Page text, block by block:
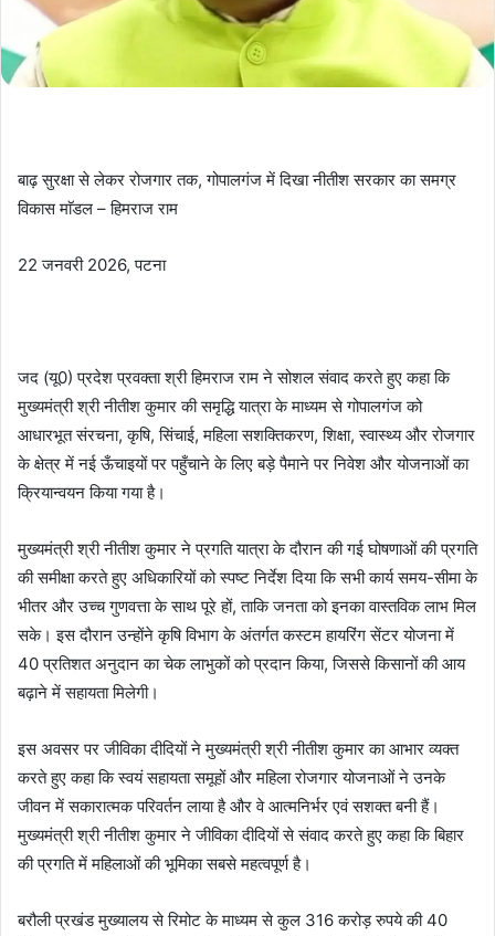
बाढ़ सुरक्षा से लेकर रोजगार तक, गोपालगंज में दिखा नीतीश सरकार का समग्र
विकास माॅडल – हिमराज राम
22 जनवरी 2026, पटना
जद (यू0) प्रदेश प्रवक्ता श्री हिमराज राम ने सोशल संवाद करते हुए कहा कि
मुख्यमंत्री श्री नीतीश कुमार की समृद्धि यात्रा के माध्यम से गोपालगंज को
आधारभूत संरचना, कृषि, सिंचाई, महिला सशक्तिकरण, शिक्षा, स्वास्थ्य और रोजगार
के क्षेत्र में नई ऊँचाइयों पर पहुँचाने के लिए बड़े पैमाने पर निवेश और योजनाओं का
क्रियान्वयन किया गया है।
मुख्यमंत्री श्री नीतीश कुमार ने प्रगति यात्रा के दौरान की गई घोषणाओं की प्रगति
की समीक्षा करते हुए अधिकारियों को स्पष्ट निर्देश दिया कि सभी कार्य समय-सीमा के
भीतर और उच्च गुणवत्ता के साथ पूरे हों, ताकि जनता को इनका वास्तविक लाभ मिल
सके। इस दौरान उन्होंने कृषि विभाग के अंतर्गत कस्टम हायरिंग सेंटर योजना में
40 प्रतिशत अनुदान का चेक लाभुकों को प्रदान किया, जिससे किसानों की आय
बढ़ाने में सहायता मिलेगी।
इस अवसर पर जीविका दीदियों ने मुख्यमंत्री श्री नीतीश कुमार का आभार व्यक्त
करते हुए कहा कि स्वयं सहायता समूहों और महिला रोजगार योजनाओं ने उनके
जीवन में सकारात्मक परिवर्तन लाया है और वे आत्मनिर्भर एवं सशक्त बनी हैं।
मुख्यमंत्री श्री नीतीश कुमार ने जीविका दीदियों से संवाद करते हुए कहा कि बिहार
की प्रगति में महिलाओं की भूमिका सबसे महत्वपूर्ण है।
बरौली प्रखंड मुख्यालय से रिमोट के माध्यम से कुल 316 करोड़ रुपये की 40